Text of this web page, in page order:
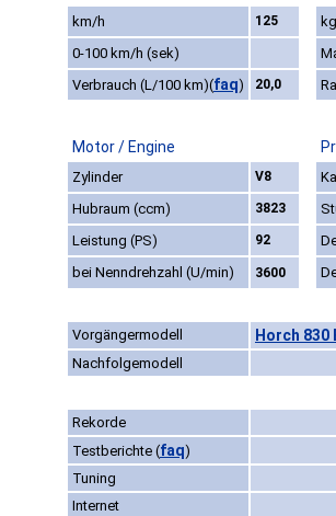
km/h 125
0-100 km/h (sek)
Verbrauch (L/100 km)(faq) 20,0
Motor / Engine
Zylinder V8
Hubraum (ccm) 3823
Leistung (PS) 92
bei Nenndrehzahl (U/min) 3600
Vorgängermodell Horch 830
Nachfolgemodell
Rekorde
Testberichte (faq)
Tuning
Internet